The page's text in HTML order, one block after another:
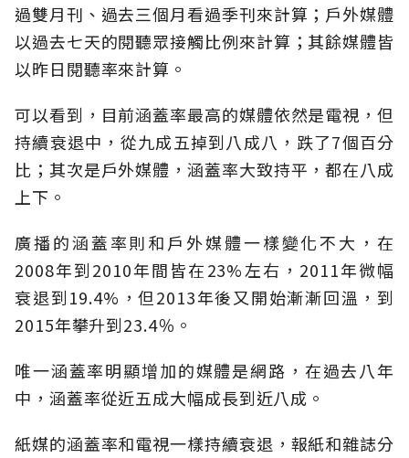
過雙月刊、過去三個月看過季刊來計算；戶外媒體
以過去七天的閱聽眾接觸比例來計算；其餘媒體皆
以昨日閱聽率來計算。
可以看到，目前涵蓋率最高的媒體依然是電視，但
持續衰退中，從九成五掉到八成八，跌了7個百分
比；其次是戶外媒體，涵蓋率大致持平，都在八成
上下。
廣播的涵蓋率則和戶外媒體一樣變化不大，在
2008年到2010年間皆在23%左右，2011年微幅
衰退到19.4%，但2013年後又開始漸漸回溫，到
2015年攀升到23.4％。
唯一涵蓋率明顯增加的媒體是網路，在過去八年
中，涵蓋率從近五成大幅成長到近八成。
紙媒的涵蓋率和電視一樣持續衰退，報紙和雜誌分